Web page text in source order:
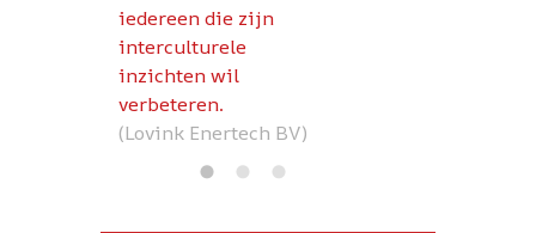
iedereen die zijn
interculturele
inzichten wil
verbeteren.
(Lovink Enertech BV)